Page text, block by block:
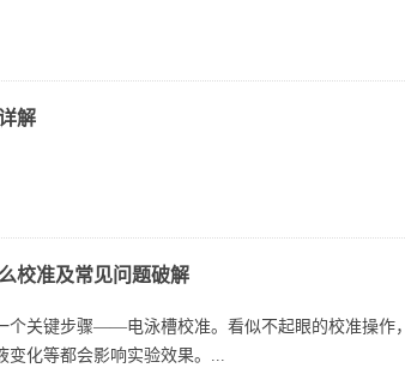
分离，考察条带清晰度、分辨率、重复性
解
，主打小型化、双板并行、高分辨率、安全防漏，
校准及常见问题破解
个关键步骤——电泳槽校准。看似不起眼的校准操作
变化等都会影响实验效果。...